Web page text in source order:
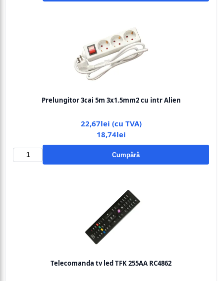
Prelungitor 3cai 5m 3x1.5mm2 cu intr Alien
22,67lei (cu TVA)
18,74lei
Cumpără
Telecomanda tv led TFK 255AA RC4862